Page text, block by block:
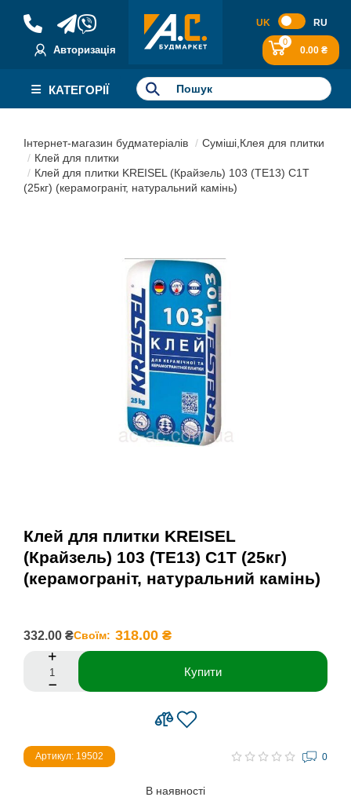
Авторизація
UK RU
0
0.00 ₴
КАТЕГОРІЇ
Інтернет-магазин будматеріалів
Суміші,Клея для плитки
Клей для плитки
Клей для плитки KREISEL (Крайзель) 103 (TE13) С1T
(25кг) (керамограніт, натуральний камінь)
Клей для плитки KREISEL
(Крайзель) 103 (TE13) С1T (25кг)
(керамограніт, натуральний камінь)
332.00 ₴Своїм: 318.00 ₴
Купити
Артикул: 19502 0
В наявності